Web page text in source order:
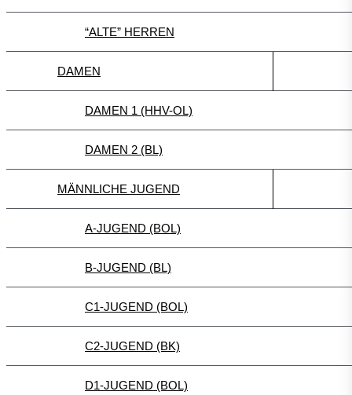
“ALTE” HERREN
DAMEN
DAMEN 1 (HHV-OL)
DAMEN 2 (BL)
MÄNNLICHE JUGEND
A-JUGEND (BOL)
B-JUGEND (BL)
C1-JUGEND (BOL)
C2-JUGEND (BK)
D1-JUGEND (BOL)